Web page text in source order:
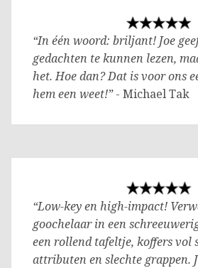
“In één woord: briljant! Joe
gedachten te kunnen lezen,
het. Hoe dan? Dat is voor ons
hem een weet!”- Michael Tak
“Low-key en high-impact!
goochelaar in een
een rollend tafeltje, koffers vol
attributen en slechte grappen.